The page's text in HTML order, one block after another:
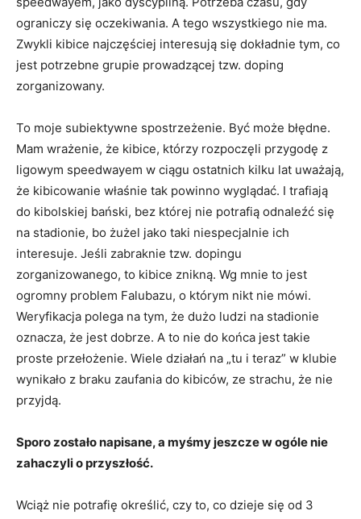
ograniczy się oczekiwania. A tego wszystkiego nie ma.
Zwykli kibice najczęściej interesują się dokładnie tym, co
jest potrzebne grupie prowadzącej tzw. doping
zorganizowany.
To moje subiektywne spostrzeżenie. Być może błędne.
Mam wrażenie, że kibice, którzy rozpoczęli przygodę z
ligowym speedwayem w ciągu ostatnich kilku lat uważają,
że kibicowanie właśnie tak powinno wyglądać. I trafiają
do kibolskiej bański, bez której nie potrafią odnaleźć się
na stadionie, bo żużel jako taki niespecjalnie ich
interesuje. Jeśli zabraknie tzw. dopingu
zorganizowanego, to kibice znikną. Wg mnie to jest
ogromny problem Falubazu, o którym nikt nie mówi.
Weryfikacja polega na tym, że dużo ludzi na stadionie
oznacza, że jest dobrze. A to nie do końca jest takie
proste przełożenie. Wiele działań na „tu i teraz” w klubie
wynikało z braku zaufania do kibiców, ze strachu, że nie
przyjdą.
Sporo zostało napisane, a myśmy jeszcze w ogóle nie
zahaczyli o przyszłość.
Wciąż nie potrafię określić, czy to, co dzieje się od 3